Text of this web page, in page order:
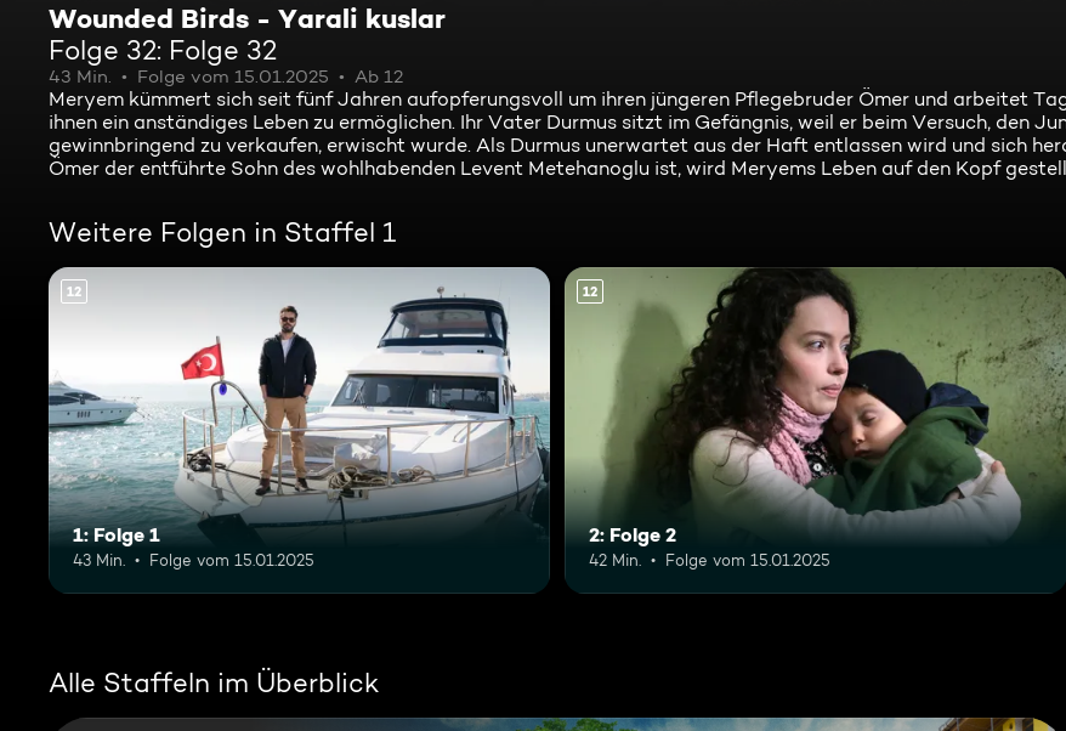
Wounded Birds - Yarali kuslar
Folge 32: Folge 32
43 Min. Folge vom 15.01.2025 Ab 12
Meryem kümmert sich seit fünf Jahren aufopferungsvoll um ihren jüngeren Pflegebruder Ömer und arbeitet
ihnen ein anständiges Leben zu ermöglichen. Ihr Vater Durmus sitzt im Gefängnis, weil er beim Versuch, den
gewinnbringend zu verkaufen, erwischt wurde. Als Durmus unerwartet aus der Haft entlassen wird und sich
Ömer der entführte Sohn des wohlhabenden Levent Metehanoglu ist, wird Meryems Leben auf den Kopf
Weitere Folgen in Staffel 1
12
1: Folge 1
43 Min. Folge vom 15.01.2025
12
2: Folge 2
42 Min. Folge vom 15.01.2025
Alle Staffeln im Überblick